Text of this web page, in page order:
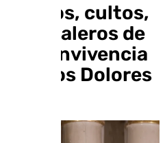
cultos,
costaleros de
de convivencia
de los Dolores